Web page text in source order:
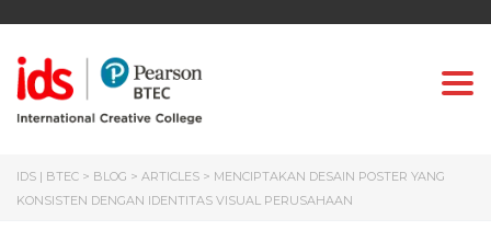
IDS | BTEC > BLOG > ARTICLES > MENCIPTAKAN DESAIN POSTER YANG
KONSISTEN DENGAN IDENTITAS VISUAL PERUSAHAAN